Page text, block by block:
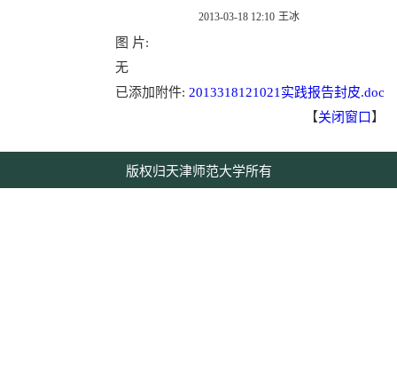
2013-03-18 12:10 王冰
图 片:
无
已添加附件: 2013318121021实践报告封皮.doc
【关闭窗口 】
版权归天津师范大学所有